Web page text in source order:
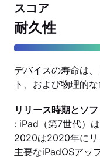
スコア
耐久性
デバイスの寿命は
ト、および物理的
リリース時期とソ
: iPad（第7世代）
2020は2020年にリ
主要なiPadOSアッ